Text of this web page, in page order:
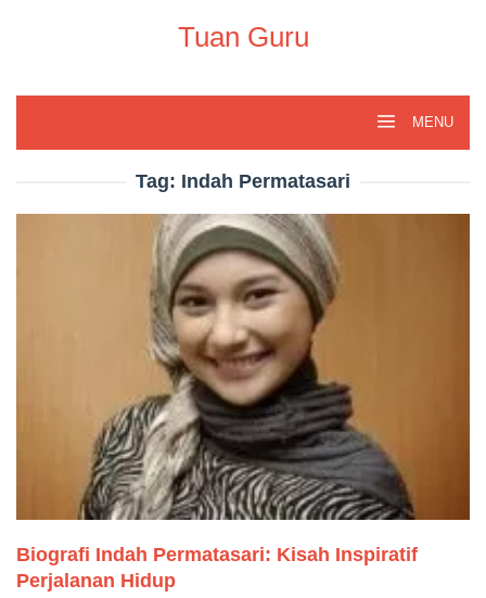
Tuan Guru
MENU
Tag: Indah Permatasari
Biografi Indah Permatasari: Kisah Inspiratif
Perjalanan Hidup